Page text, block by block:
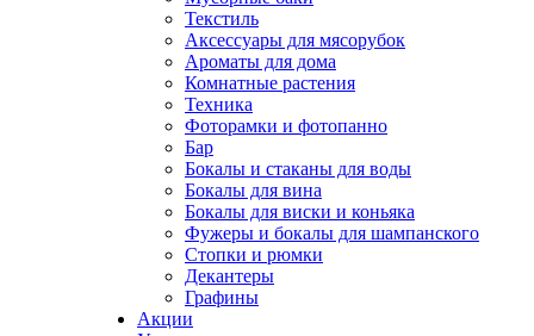
Текстиль
Аксессуары для мясорубок
Ароматы для дома
Комнатные растения
Техника
Фоторамки и фотопанно
Бар
Бокалы и стаканы для воды
Бокалы для вина
Бокалы для виски и коньяка
Фужеры и бокалы для шампанского
Стопки и рюмки
Декантеры
Графины
Акции